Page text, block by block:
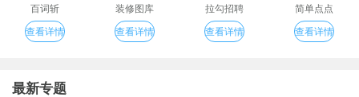
百词斩
查看详情
装修图库
查看详情
拉勾招聘
查看详情
简单点点
查看详情
最新专题